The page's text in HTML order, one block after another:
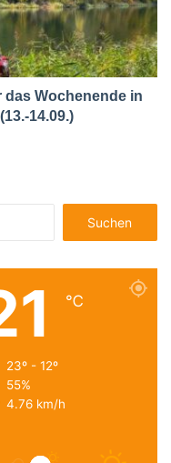
Wochenende in
14.09.)
nach:
℃
23º - 12º
55%
4.76 km/h